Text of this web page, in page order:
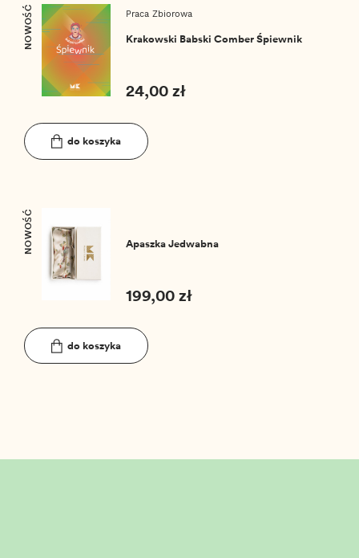
NOWOŚĆ Praca Zbiorowa
Krakowski Babski Comber Śpiewnik
24,00 zł
do koszyka
NOWOŚĆ Apaszka Jedwabna
199,00 zł
do koszyka